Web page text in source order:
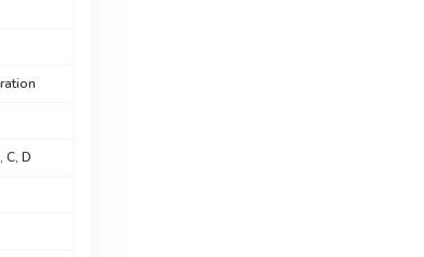
C, D